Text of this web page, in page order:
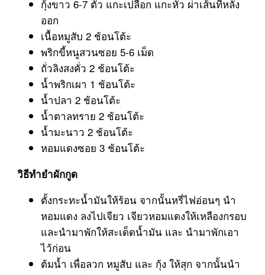
กุ้งขาว 6-7 ตัว แกะเปลือก แกะหัว ผ่าเส้นที่หลัง
ออก
เนื้อหมูสับ 2 ช้อนโต้ะ
พริกขี้หนูสวนซอย 5-6 เม็ด
ถั่วลิงสงคั่ว 2 ช้อนโต้ะ
น้ำพริกเผา 1 ช้อนโต้ะ
น้ำปลา 2 ช้อนโต้ะ
น้ำตาลทราย 2 ช้อนโต้ะ
น้ำมะนาว 2 ช้อนโต้ะ
หอมแดงซอย 3 ช้อนโต้ะ
วิธีทำยำผักกูด
ตั้งกระทะน้ำมันให้ร้อน จากนั้นหรี่ไฟอ่อนๆ นำ
หอมแดง ลงไปเจียว เจียวหอมแดงให้เหลืองกรอบ
และนำมาพักให้สะเด็ดน้ำมัน และ นำมาพักเอา
ไว้ก่อน
ต้มน้ำ เพื่อลวก หมูสับ และ กุ้ง ให้สุก จากนั้นนำ